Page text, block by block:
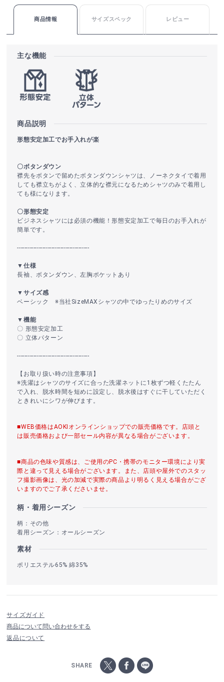
商品情報 サイズスペック レビュー
主な機能
商品説明
形態安定加工でお手入れが楽
〇ボタンダウン
襟先をボタンで留めたボタンダウンシャツは、ノーネクタイで着用
しても襟立ちがよく、立体的な襟元になるためシャツのみで着用し
ても様になります。
〇形態安定
ビジネスシャツには必須の機能！形態安定加工で毎日のお手入れが
簡単です。
----------------------------------------
▼仕様
長袖、ボタンダウン、左胸ポケットあり
▼サイズ感
ベーシック ※当社SizeMAXシャツの中でゆったりめのサイズ
▼機能
〇 形態安定加工
〇 立体パターン
----------------------------------------
【お取り扱い時の注意事項】
※洗濯はシャツのサイズに合った洗濯ネットに1枚ずつ軽くたたん
で入れ、脱水時間を短めに設定し、脱水後はすぐに干していただく
ときれいにシワが伸びます。
■WEB価格はAOKIオンラインショップでの販売価格です。店頭と
は販売価格および一部セール内容が異なる場合がございます。
■商品の色味や質感は、ご使用のPC・携帯のモニター環境により実
際と違って見える場合がございます。また、店頭や屋外でのスタッ
フ撮影画像は、光の加減で実際の商品より明るく見える場合がござ
いますのでご了承くださいませ。
柄・着用シーズン
柄：その他
着用シーズン：オールシーズン
素材
ポリエステル65% 綿35%
サイズガイド
商品について問い合わせをする
返品について
SHARE